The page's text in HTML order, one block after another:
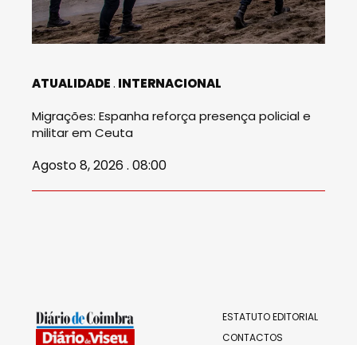
ATUALIDADE INTERNACIONAL
Migrações: Espanha reforça presença policial e
militar em Ceuta
Agosto 8, 2026 . 08:00
ESTATUTO EDITORIAL
CONTACTOS